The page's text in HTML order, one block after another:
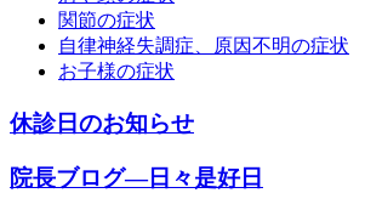
関節の症状
自律神経失調症、原因不明の症状
お子様の症状
休診日のお知らせ
院長ブログ―日々是好日